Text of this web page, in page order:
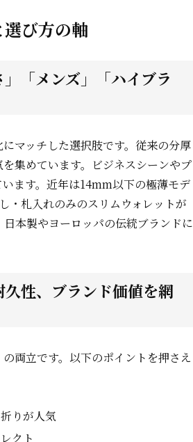
び方の軸
「メンズ」「ハイブラ
マッチした選択肢です。従来の分厚
集めています。ビジネスシーンやプ
ます。近年は14mm以下の極薄モデ
・札入れのみのスリムウォレットが
本製やヨーロッパの伝統ブランドに
性、ブランド価値を網
両立です。以下のポイントを押さえ
りが人気
クト